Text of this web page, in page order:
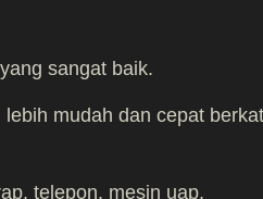
sangat baik.
mudah dan cepat berkat
telepon, mesin uap,